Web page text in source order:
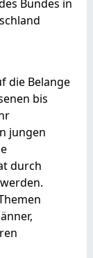
Bundes in
die Belange
bis
jungen
durch